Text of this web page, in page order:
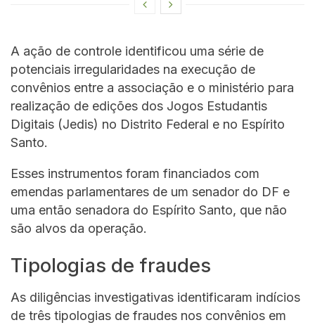
A ação de controle identificou uma série de
potenciais irregularidades na execução de
convênios entre a associação e o ministério para
realização de edições dos Jogos Estudantis
Digitais (Jedis) no Distrito Federal e no Espírito
Santo.
Esses instrumentos foram financiados com
emendas parlamentares de um senador do DF e
uma então senadora do Espírito Santo, que não
são alvos da operação.
Tipologias de fraudes
As diligências investigativas identificaram indícios
de três tipologias de fraudes nos convênios em